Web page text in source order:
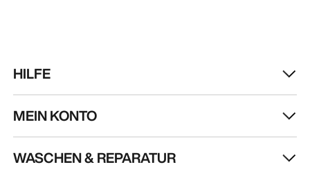
HILFE
MEIN KONTO
WASCHEN & REPARATUR